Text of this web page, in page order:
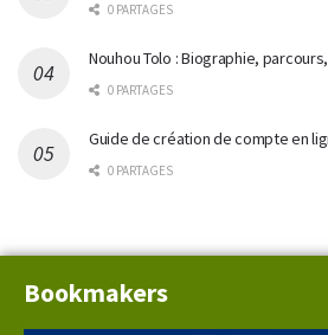
0 PARTAGES
Nouhou Tolo : Biographie,
0 PARTAGES
Guide de création de compte en
0 PARTAGES
Bookmakers